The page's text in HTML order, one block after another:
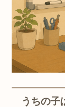
うちの